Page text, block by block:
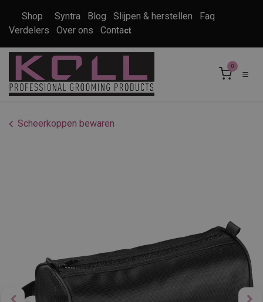
Shop Syntra Blog Slijpen & herstellen
Faq
Verdelers
Over ons Contact
0
Scheerkoppen bewaren